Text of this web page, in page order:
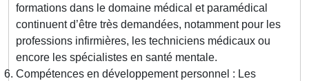
formations dans le domaine médical et paramédical
continuent d’être très demandées, notamment pour les
professions infirmières, les techniciens médicaux ou
encore les spécialistes en santé mentale.
Compétences en développement personnel : Les